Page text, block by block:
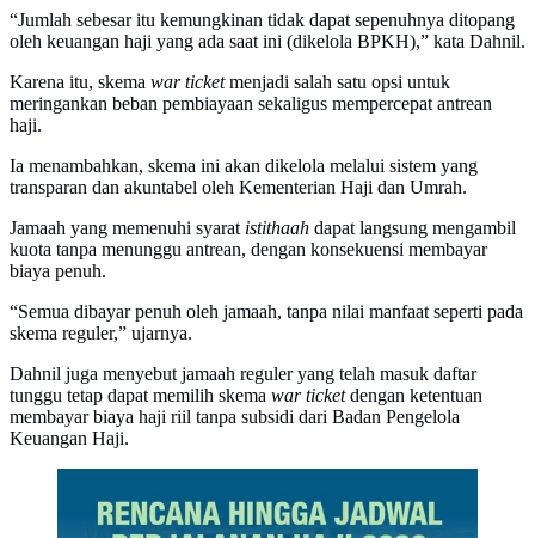
“Jumlah sebesar itu kemungkinan tidak dapat sepenuhnya ditopang
oleh keuangan haji yang ada saat ini (dikelola BPKH),” kata Dahnil.
Karena itu, skema war ticketmenjadi salah satu opsi untuk
meringankan beban pembiayaan sekaligus mempercepat antrean
haji.
Ia menambahkan, skema ini akan dikelola melalui sistem yang
transparan dan akuntabel oleh Kementerian Haji dan Umrah.
Jamaah yang memenuhi syarat istithaah dapat langsung mengambil
kuota tanpa menunggu antrean, dengan konsekuensi membayar
biaya penuh.
“Semua dibayar penuh oleh jamaah, tanpa nilai manfaat seperti pada
skema reguler,” ujarnya.
Dahnil juga menyebut jamaah reguler yang telah masuk daftar
tunggu tetap dapat memilih skema war ticketdengan ketentuan
membayar biaya haji riil tanpa subsidi dari Badan Pengelola
Keuangan Haji.